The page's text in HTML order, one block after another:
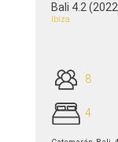
Bali 4.2
Ibiza
8
4